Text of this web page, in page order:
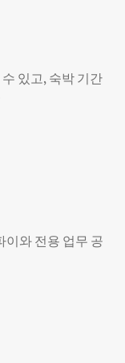
있고, 숙박 기간
이와 전용 업무 공